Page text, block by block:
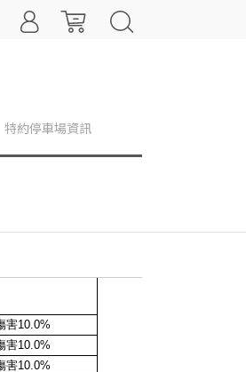
特約停車場資訊